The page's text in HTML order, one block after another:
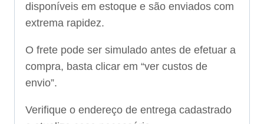
disponíveis em estoque e são enviados com
extrema rapidez.
O frete pode ser simulado antes de efetuar a
compra, basta clicar em “ver custos de
envio”.
Verifique o endereço de entrega cadastrado